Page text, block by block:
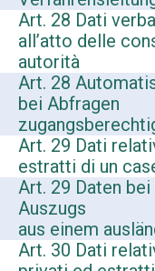
Art. 28 Dati
all’atto delle
autorità
Art. 28
bei Abfragen
Art. 29 Dati
estratti di un
Art. 29 Daten
Auszugs
aus einem
Art. 30 Dati